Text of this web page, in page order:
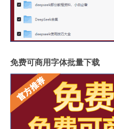
免费可商用字体批量下载